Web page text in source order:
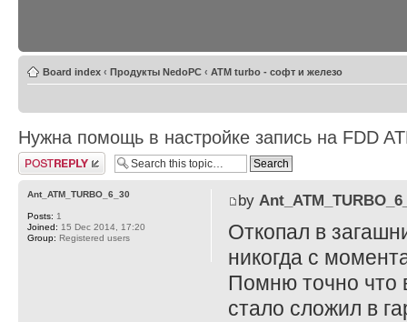
Board index ‹ Продукты NedoPC ‹ ATM turbo - софт и железо
Нужна помощь в настройке запись на FDD
Post a reply
by
Откопал в
никогда с
Помню точно что
стало сложил в
Ant_ATM_TURBO_6_30
Posts: 1
Joined: 15 Dec 2014, 17:20
Group: Registered users